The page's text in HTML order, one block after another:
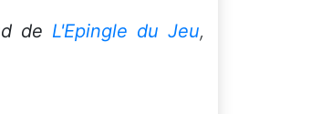
de L'Epingle du Jeu,